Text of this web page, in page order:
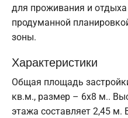
для проживания и
продуманной
зоны.
Характеристики
Общая площадь
кв.м., размер – 6х8 м..
этажа составляет 2,45